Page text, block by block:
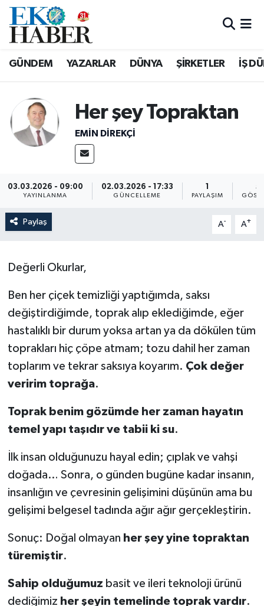
GÜNDEM YAZARLAR DÜNYA ŞİRKETLER İŞ
Her şey Topraktan
EMIN DIREKÇI
03.03.2026 - 09:00
YAYINLANMA
02.03.2026 - 17:33
GÜNCELLEME
1
PAYLAŞIM
51
Paylaş A- A+
Değerli Okurlar,
Ben her çiçek temizliği yaptığımda, saksı
değiştirdiğimde, toprak alıp eklediğimde, eğer
hastalıklı bir durum yoksa artan ya da dökülen tüm
toprakları hiç çöpe atmam; tozu dahil her zaman
toplarım ve tekrar saksıya koyarım. Çok değer
veririm toprağa.
Toprak benim gözümde her zaman hayatın
temel yapı taşıdır ve tabii ki su.
İlk insan olduğunuzu hayal edin; çıplak ve vahşi
doğada… Sonra, o günden bugüne kadar insanın,
insanlığın ve çevresinin gelişimini düşünün ama bu
gelişimi belgesel tadında ağır ağır gerçekleştirin.
Sonuç: Doğal olmayan her şey yine topraktan
türemiştir.
Sahip olduğumuz basit ve ileri teknoloji ürünü
dediğimiz her şeyin temelinde toprak vardır.
Hava Durumu
Süper Lig Puan Durumu ve Fikstür
Tüm Manşetler
Son Dakika Haberleri
Haber Arşivi